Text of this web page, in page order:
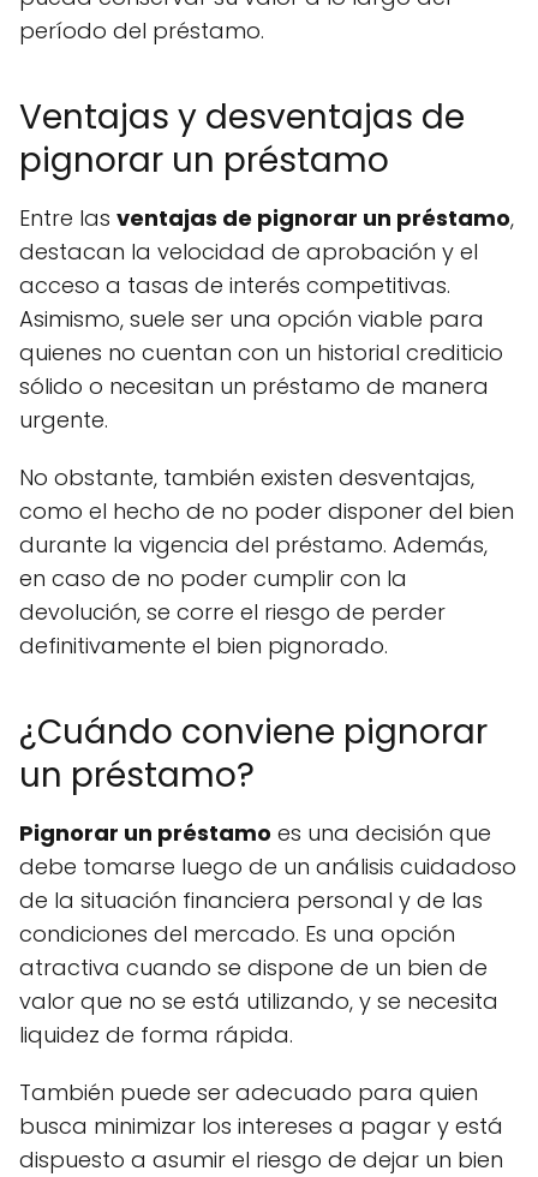
período del préstamo.
Ventajas y desventajas de
pignorar un préstamo
Entre las ventajas de pignorar un préstamo,
destacan la velocidad de aprobación y el
acceso a tasas de interés competitivas.
Asimismo, suele ser una opción viable para
quienes no cuentan con un historial crediticio
sólido o necesitan un préstamo de manera
urgente.
No obstante, también existen desventajas,
como el hecho de no poder disponer del bien
durante la vigencia del préstamo. Además,
en caso de no poder cumplir con la
devolución, se corre el riesgo de perder
definitivamente el bien pignorado.
¿Cuándo conviene pignorar
un préstamo?
Pignorar un préstamo es una decisión que
debe tomarse luego de un análisis cuidadoso
de la situación financiera personal y de las
condiciones del mercado. Es una opción
atractiva cuando se dispone de un bien de
valor que no se está utilizando, y se necesita
liquidez de forma rápida.
También puede ser adecuado para quien
busca minimizar los intereses a pagar y está
dispuesto a asumir el riesgo de dejar un bien